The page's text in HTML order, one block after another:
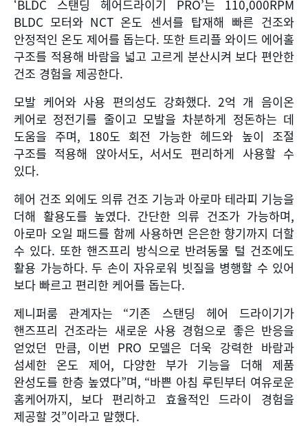
‘BLDC 스탠딩 헤어드라이기 PRO’는 110,000RPM
BLDC 모터와 NCT 온도 센서를 탑재해 빠른 건조와
안정적인 온도 제어를 돕는다. 또한 트리플 와이드 에어홀
구조를 적용해 바람을 넓고 고르게 분산시켜 보다 편안한
건조 경험을 제공한다.
모발 케어와 사용 편의성도 강화했다. 2억 개 음이온
케어로 정전기를 줄이고 모발을 차분하게 정돈하는 데
도움을 주며, 180도 회전 가능한 헤드와 높이 조절
구조를 적용해 앉아서도, 서서도 편리하게 사용할 수
있다.
헤어 건조 외에도 의류 건조 기능과 아로마 테라피 기능을
더해 활용도를 높였다. 간단한 의류 건조가 가능하며,
아로마 오일 패드를 함께 사용하면 은은한 향기까지 더할
수 있다. 또한 핸즈프리 방식으로 반려동물 털 건조에도
활용 가능하다. 두 손이 자유로워 빗질을 병행할 수 있어
보다 빠르고 편리한 케어를 돕는다.
제니퍼룸 관계자는 “기존 스탠딩 헤어 드라이기가
핸즈프리 건조라는 새로운 사용 경험으로 좋은 반응을
얻었던 만큼, 이번 PRO 모델은 더욱 강력한 바람과
섬세한 온도 제어, 다양한 부가 기능을 더해 제품
완성도를 한층 높였다”며, “바쁜 아침 루틴부터 여유로운
홈케어까지, 보다 편리하고 효율적인 드라이 경험을
제공할 것”이라고 말했다.